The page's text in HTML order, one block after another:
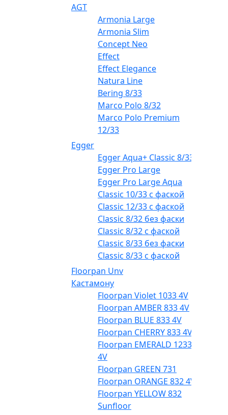
AGT
Armonia Large
Armonia Slim
Concept Neo
Effect
Effect Elegance
Natura Line
Bering 8/33
Marco Polo 8/32
Marco Polo Premium
12/33
Egger
Egger Aqua+ Classic 8/33
Egger Pro Large
Egger Pro Large Aqua
Classic 10/33 с фаской
Classic 12/33 с фаской
Classic 8/32 без фаски
Classic 8/32 с фаской
Classic 8/33 без фаски
Classic 8/33 с фаской
Floorpan Unv
Кастамону
Floorpan Violet 1033 4V
Floorpan AMBER 833 4V
Floorpan BLUE 833 4V
Floorpan CHERRY 833 4V
Floorpan EMERALD 1233
4V
Floorpan GREEN 731
Floorpan ORANGE 832 4V
Floorpan YELLOW 832
Sunfloor